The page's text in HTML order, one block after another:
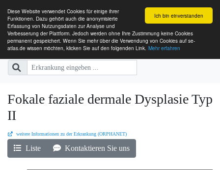
Ich bin einverstanden
Diese Website verwendet Cookies für einige ihrer
Funktionen. Dazu gehört auch die anonymisierte
Erfassung von Nutzungsdaten zur Analyse und
Verbesserung der Plattform. Jedoch werden ohne Ihre Zustimmung keine Cookies
permanent gespeichert. Wenn Sie mehr über die Verwendung von Cookies auf se-
atlas.de wissen möchten, klicken Sie auf den folgenden Link. Mehr erfahren
SE-ATLAS
Versorgungsatlas für Menschen
Fokale faziale dermale Dysplasie Typ
II
weitere Informationen zu der Erkrankung (ORPHANET)
Liste Kontaktieren Sie uns